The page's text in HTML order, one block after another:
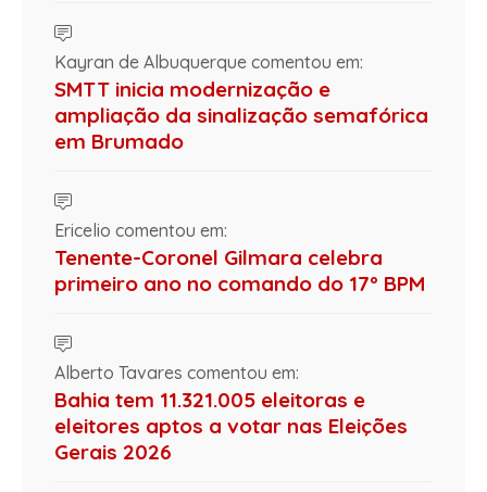
Kayran de Albuquerque comentou em:
SMTT inicia modernização e
ampliação da sinalização semafórica
em Brumado
Ericelio comentou em:
Tenente-Coronel Gilmara celebra
primeiro ano no comando do 17º BPM
Alberto Tavares comentou em:
Bahia tem 11.321.005 eleitoras e
eleitores aptos a votar nas Eleições
Gerais 2026